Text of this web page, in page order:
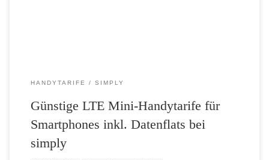
HANDYTARIFE SIMPLY
Günstige LTE Mini-Handytarife für
Smartphones inkl. Datenflats bei
simply